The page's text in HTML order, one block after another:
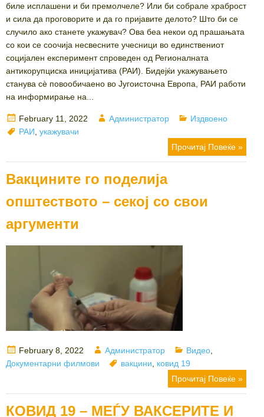
биле исплашени и би премолчеле? Или би собрале храброст
и сила да проговорите и да го пријавите делото? Што би се
случило ако станете укажувач? Ова беа некои од прашањата
со кои се соочија несвесните учесници во единствениот
социјален експеримент спроведен од Регионалната
антикорупциска иницијатива (РАИ). Бидејќи укажувањето
станува сѐ повообичаено во Југоисточна Европа, РАИ работи
на информирање на...
Posted
on
February 11, 2022 Author
Администратор Categories
Издвоено
Tags
РАИ укажувачи
Прочитај Повеќе »
Вакцините го поделија
општеството – секој со свои
аргументи
Posted
on
February 8, 2022 Author
Администратор Categories
Видео
Документарни филмови
Tags
вакцини
ковид 19
Прочитај Повеќе »
КОВИД 19 – МЕЃУ ВАКСЕРИТЕ И